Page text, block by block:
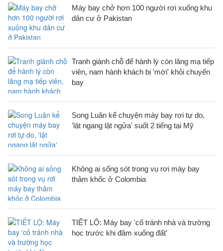
Máy bay chở hơn 100 người rơi xuống khu
dân cư ở Pakistan
Tranh giành chỗ để hành lý còn lăng mạ tiếp
viên, nam hành khách bị 'mời' khỏi chuyến
bay
Song Luân kể chuyện máy bay rơi tự do,
'lật ngang lật ngửa' suốt 2 tiếng tại Mỹ
Không ai sống sót trong vụ rơi máy bay
thảm khốc ở Colombia
TIẾT LỘ: Máy bay 'cố tránh nhà và trường
học trước khi đâm xuống đất’